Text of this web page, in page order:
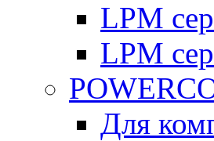
LPM
LPM
Для